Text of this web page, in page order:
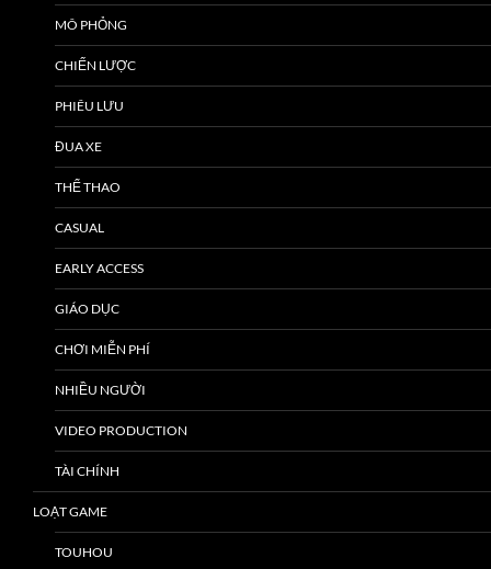
MÔ PHỎNG
CHIẾN LƯỢC
PHIÊU LƯU
ĐUA XE
THỂ THAO
CASUAL
EARLY ACCESS
GIÁO DỤC
CHƠI MIỄN PHÍ
NHIỀU NGƯỜI
VIDEO PRODUCTION
TÀI CHÍNH
LOẠT GAME
TOUHOU